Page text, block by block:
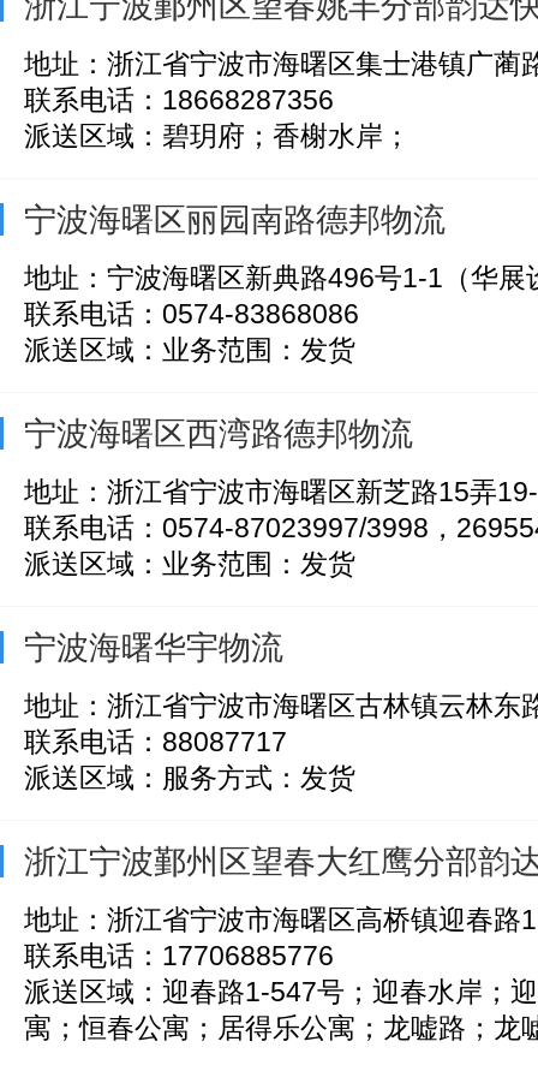
地址：浙江省宁波市海曙区集士港镇广蔺
联系电话：18668287356
派送区域：碧玥府；香榭水岸；
宁波海曙区丽园南路德邦物流
地址：宁波海曙区新典路496号1-1（华展
联系电话：0574-83868086
派送区域：业务范围：发货
宁波海曙区西湾路德邦物流
地址：浙江省宁波市海曙区新芝路15弄
联系电话：0574-87023997/3998，
派送区域：业务范围：发货
宁波海曙华宇物流
地址：浙江省宁波市海曙区古林镇云林东
联系电话：88087717
派送区域：服务方式：发货
浙江宁波鄞州区望春大红鹰分部韵
地址：浙江省宁波市海曙区高桥镇迎春路
联系电话：17706885776
派送区域：迎春路1-547号；迎春水岸；
寓；恒春公寓；居得乐公寓；龙嘘路；龙